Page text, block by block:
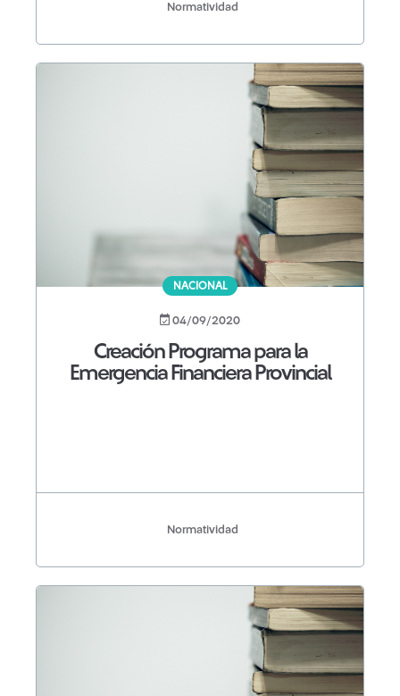
Normatividad
NACIONAL
04/09/2020
Creación Programa para la
Emergencia Financiera Provincial
Normatividad